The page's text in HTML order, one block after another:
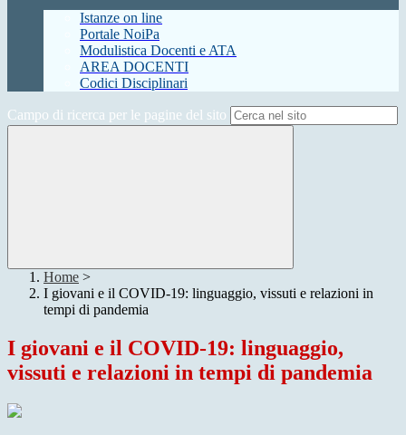
Istanze on line
Portale NoiPa
Modulistica Docenti e ATA
AREA DOCENTI
Codici Disciplinari
Campo di ricerca per le pagine del sito
Home >
I giovani e il COVID-19: linguaggio, vissuti e relazioni in
tempi di pandemia
I giovani e il COVID-19: linguaggio,
vissuti e relazioni in tempi di pandemia